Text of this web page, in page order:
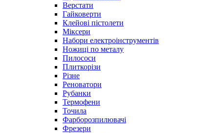
Верстати
Гайковерти
Клейові пістолети
Міксери
Набори електроінструментів
Ножиці по металу
Пилососи
Плиткорізи
Різне
Реноватори
Рубанки
Термофени
Точила
Фарборозпилювачі
Фрезери